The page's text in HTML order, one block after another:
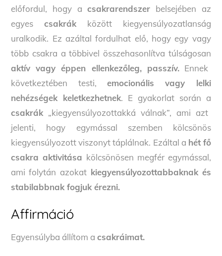
előfordul, hogy acsakrarendszer belsejében az
egyescsakrák között kiegyensúlyozatlanság
uralkodik. Ez azáltal fordulhat elő, hogy egy vagy
több csakra a többivel összehasonlítva túlságosan
aktív vagy éppen ellenkezőleg, passzív.Ennek
következtében testi, emocionális vagy lelki
nehézségek keletkezhetnek. E gyakorlat során a
csakrák „kiegyensúlyozottakká válnak”, ami azt
jelenti, hogy egymással szemben kölcsönös
kiegyensúlyozott viszonyt táplálnak. Ezáltal a hét fő
csakra aktivitása kölcsönösen megfér egymással,
ami folytán azokatkiegyensúlyozottabbaknak és
stabilabbnak fogjuk érezni.
Affirmáció
Egyensúlyba állítom acsakráimat.